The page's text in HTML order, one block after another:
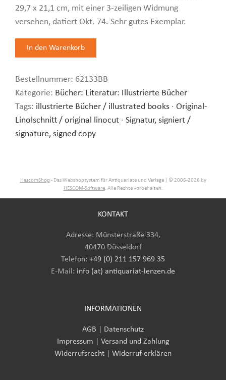
29,7 x 21,1 cm, mit einer 3-zeiligen Widmung
versehen, datiert Okt. 74. Sehr gutes Exemplar.
Bestellnummer: 62133BB
Kategorie: Bücher: Literatur: Illustrierte Bücher
Tags: illustrierte Bücher / illustrated books · Original-
Linolschnitt / original linocut · Signatur, signiert /
signature, signed copy
HescomShop - Das Webshopsystem für Antiquariate und Verlage | © 2006-2026 by
HESCOM-Software. Alle Rechte vorbehalten.
KONTAKT
Adresse: Münsterstraße 334,
40470 Düsseldorf
Telefon: +49 (0) 211 157 969 35
E-Mail : info (at) antiquariat-lenzen.de
INFORMATIONEN
AGB
Datenschutz
Impressum
Versand und Zahlung
Widerrufsrecht
Widerruf erklären